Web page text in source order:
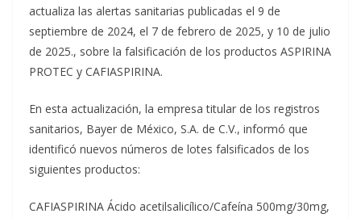
actualiza las alertas sanitarias publicadas el 9 de
septiembre de 2024, el 7 de febrero de 2025, y 10 de julio
de 2025., sobre la falsificación de los productos ASPIRINA
PROTEC y CAFIASPIRINA.
En esta actualización, la empresa titular de los registros
sanitarios, Bayer de México, S.A. de C.V., informó que
identificó nuevos números de lotes falsificados de los
siguientes productos:
CAFIASPIRINA Ácido acetilsalicílico/Cafeína 500mg/30mg,